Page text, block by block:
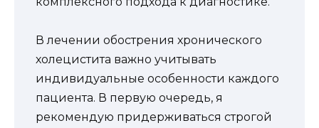
В лечении обострения хронического
холецистита важно учитывать
индивидуальные особенности каждого
пациента. В первую очередь, я
рекомендую придерживаться строгой